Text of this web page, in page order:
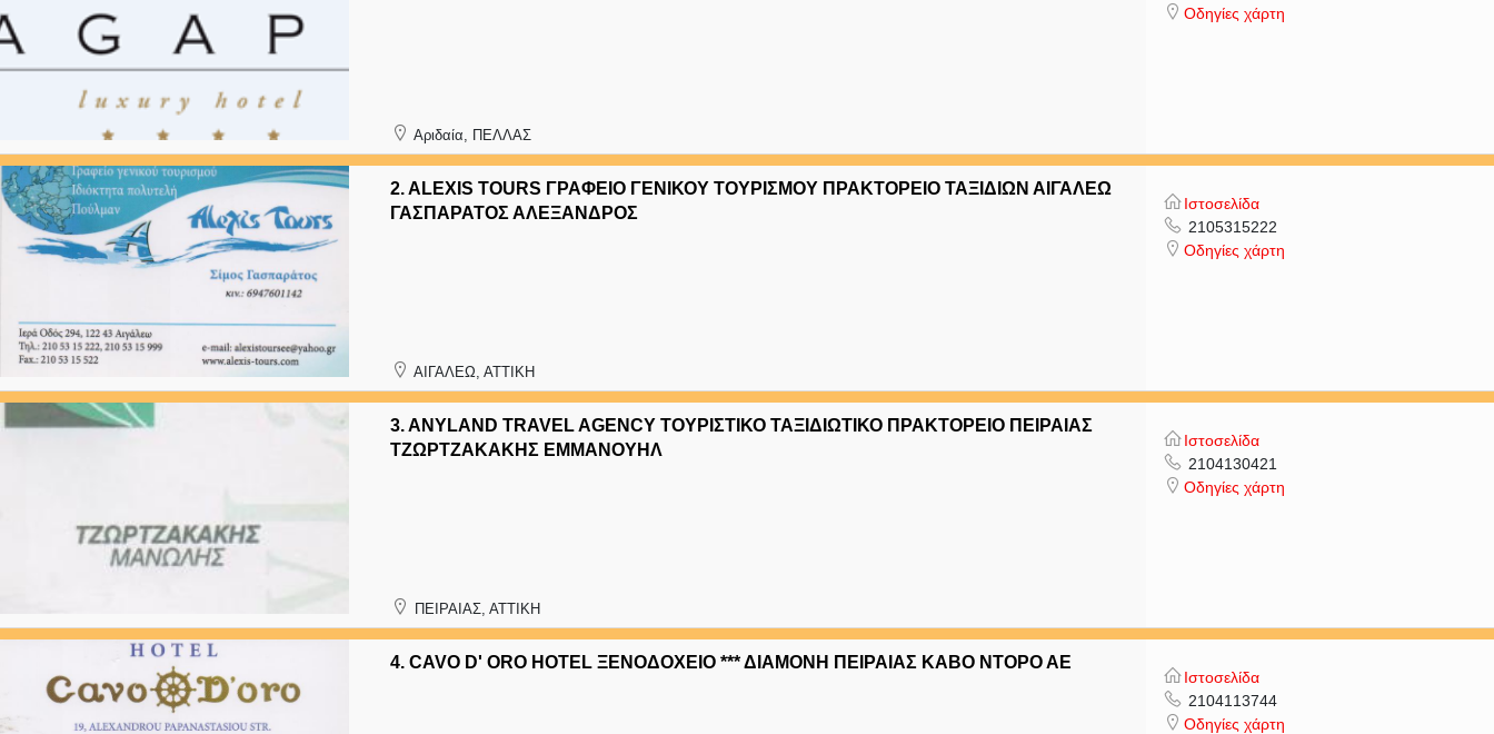
Αριδαία, ΠΕΛΛΑΣ
Οδηγίες χάρτη
2.ALEXIS TOURS ΓΡΑΦΕΙΟ ΓΕΝΙΚΟΥ ΤΟΥΡΙΣΜΟΥ ΠΡΑΚΤΟΡΕΙΟ ΤΑΞΙΔΙΩΝ ΑΙΓΑΛΕΩ
ΓΑΣΠΑΡΑΤΟΣ ΑΛΕΞΑΝΔΡΟΣ
ΑΙΓΑΛΕΩ, ΑΤΤΙΚΗ
Ιστοσελίδα
2105315222
Οδηγίες χάρτη
3.ANYLAND TRAVEL AGENCY ΤΟΥΡΙΣΤΙΚΟ ΤΑΞΙΔΙΩΤΙΚΟ ΠΡΑΚΤΟΡΕΙΟ ΠΕΙΡΑΙΑΣ
ΤΖΩΡΤΖΑΚΑΚΗΣ ΕΜΜΑΝΟΥΗΛ
ΠΕΙΡΑΙΑΣ, ΑΤΤΙΚΗ
Ιστοσελίδα
2104130421
Οδηγίες χάρτη
4. CAVO D' ORO HOTEL ΞΕΝΟΔΟΧΕΙΟ *** ΔΙΑΜΟΝΗ ΠΕΙΡΑΙΑΣ ΚΑΒΟ ΝΤΟΡΟ ΑΕ
Ιστοσελίδα
2104113744
Οδηγίες χάρτη